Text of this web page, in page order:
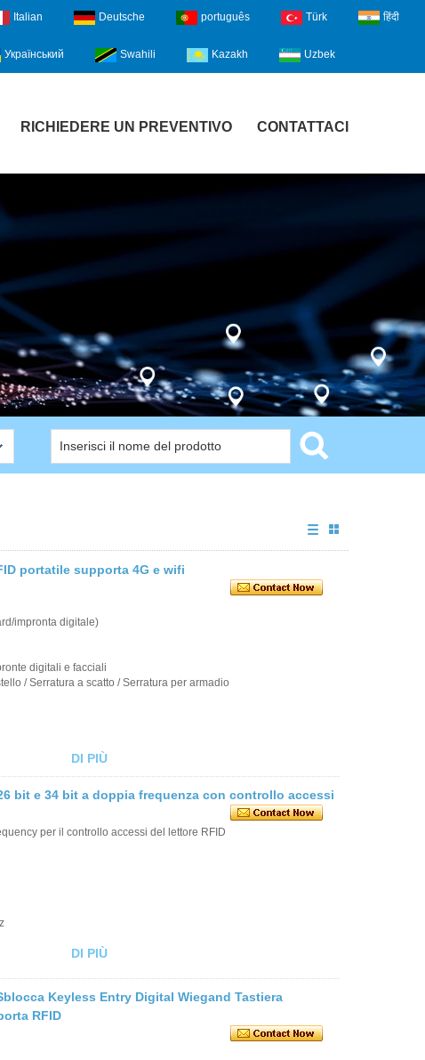
Italian Deutsche português Türk हिंदी
Український Swahili Kazakh Uzbek
RICHIEDERE UN PREVENTIVO CONTATTACI
portatile supporta 4G e wifi
impronta digitale)
digitali e facciali
/ Serratura a scatto / Serratura per armadio
DI PIÙ
bit e 34 bit a doppia frequenza con controllo accessi
per il controllo accessi del lettore RFID
DI PIÙ
Keyless Entry Digital Wiegand Tastiera
RFID